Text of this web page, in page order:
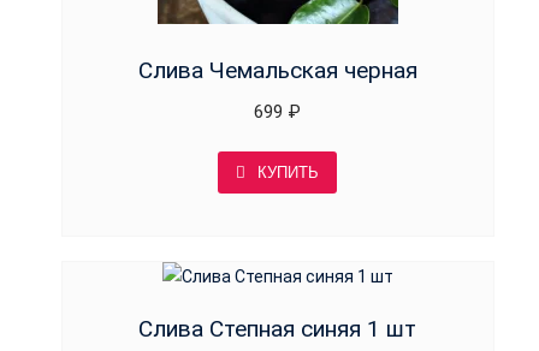
Слива Чемальская черная
699 ₽
КУПИТЬ
Слива Степная синяя 1 шт